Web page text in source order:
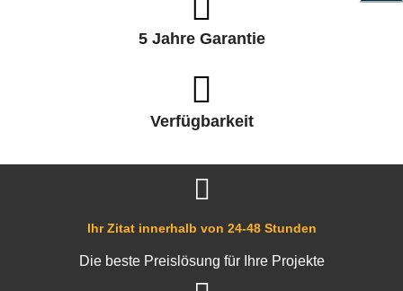
5 Jahre Garantie
Verfügbarkeit
Ihr Zitat innerhalb von 24-48 Stunden
Die beste Preislösung für Ihre Projekte